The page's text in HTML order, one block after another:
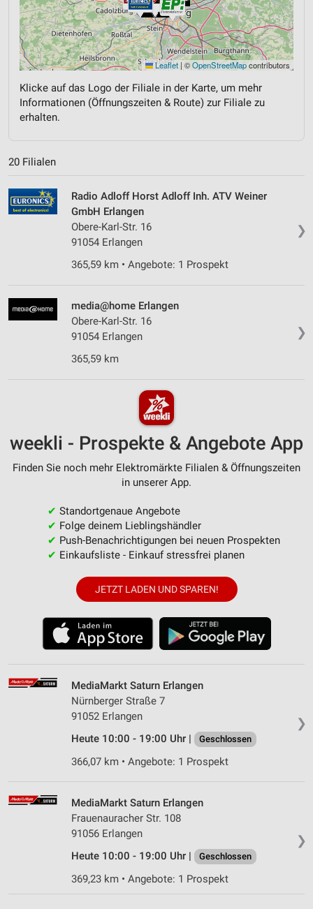
Leaflet | ©OpenStreetMapcontributors
Klicke auf das Logo der Filiale in der Karte, um mehr
Informationen (Öffnungszeiten & Route) zur Filiale zu
erhalten.
20 Filialen
❯
Radio Adloff Horst Adloff Inh. ATV Weiner
GmbH Erlangen
Obere-Karl-Str. 16
91054 Erlangen
365,59 km • Angebote: 1 Prospekt
❯
media@home Erlangen
Obere-Karl-Str. 16
91054 Erlangen
365,59 km
weekli - Prospekte & Angebote App
Finden Sie noch mehr Elektromärkte Filialen & Öffnungszeiten
in unserer App.
✔ Standortgenaue Angebote
✔ Folge deinem Lieblingshändler
✔ Push-Benachrichtigungen bei neuen Prospekten
✔ Einkaufsliste - Einkauf stressfrei planen
JETZT LADEN UND SPAREN!
❯
MediaMarkt Saturn Erlangen
Nürnberger Straße 7
91052 Erlangen
Heute 10:00 - 19:00 Uhr |
Geschlossen
366,07 km • Angebote: 1 Prospekt
❯
MediaMarkt Saturn Erlangen
Frauenauracher Str. 108
91056 Erlangen
Heute 10:00 - 19:00 Uhr |
Geschlossen
369,23 km • Angebote: 1 Prospekt